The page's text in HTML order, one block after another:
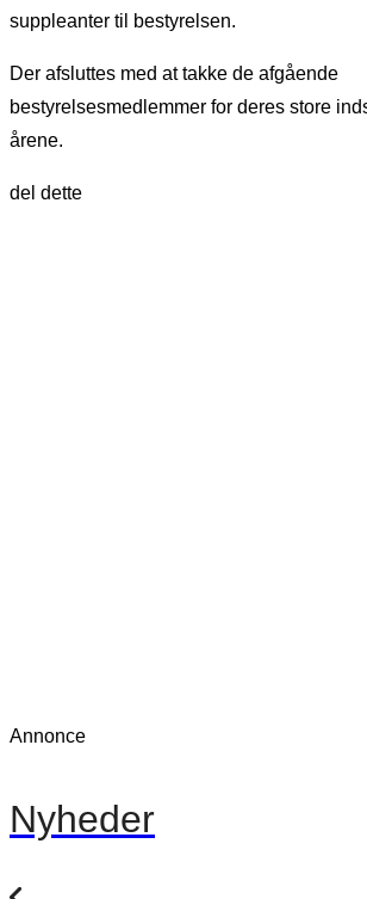
suppleanter til bestyrelsen.
Der afsluttes med at takke de afgående
bestyrelsesmedlemmer for deres store
årene.
del dette
Annonce
Nyheder